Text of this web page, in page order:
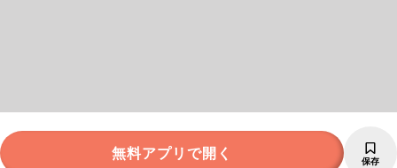
無料アプリで開く 保存